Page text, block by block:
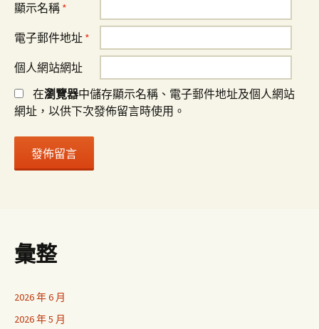
顯示名稱 *
電子郵件地址 *
個人網站網址
在瀏覽器中儲存顯示名稱、電子郵件地址及個人網站
網址，以供下次發佈留言時使用。
彙整
2026 年 6 月
2026 年 5 月